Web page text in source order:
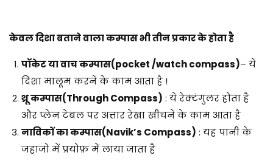
केवल दिशा बताने वाला कम्पास भी तीन प्रकार के होता है
पॉकेट या वाच कम्पास(pocket /watch compass)– ये
दिशा मालूम करने के काम आता है !
थ्रू कम्पास(Through Compass) : ये रेक्टंगुलर होता है
और प्लेन टेबल पर अत्तार रेखा खीचने के काम आता है
नाविकों का कम्पास(Navik’s Compass) : यह पानी के
जहाजो में प्रयोफ़ में लाया जाता है